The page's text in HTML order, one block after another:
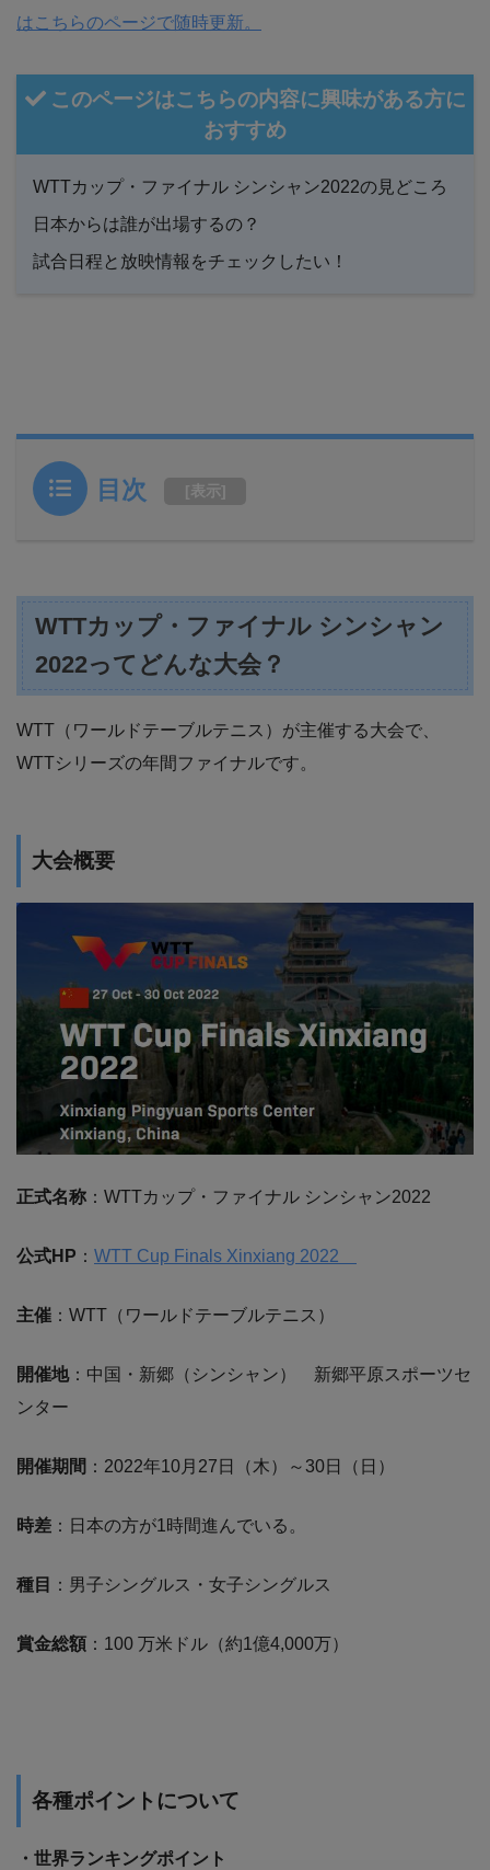
はこちらのページで随時更新。
このページはこちらの内容に興味がある方に
おすすめ
WTTカップ・ファイナル シンシャン2022の見どころ
日本からは誰が出場するの？
試合日程と放映情報をチェックしたい！
目次 [表示]
WTTカップ・ファイナル シンシャン
2022ってどんな大会？
WTT（ワールドテーブルテニス）が主催する大会で、
WTTシリーズの年間ファイナルです。
大会概要
正式名称 ：WTTカップ・ファイナル シンシャン2022
公式HP ： WTT Cup Finals Xinxiang 2022
主催 ：WTT（ワールドテーブルテニス）
開催地：中国・新郷（シンシャン） 新郷平原スポーツセ
ンター
開催期間 ：2022年10月27日（木）～30日（日）
時差 ：日本の方が1時間進んでいる。
種目 ：男子シングルス・女子シングルス
賞金総額 ：100 万米ドル（約1億4,000万）
各種ポイントについて
・世界ランキングポイント